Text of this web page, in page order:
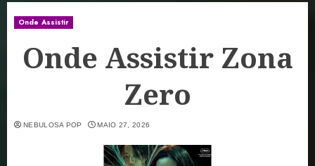
Onde Assistir
Onde Assistir Zona
Zero
NEBULOSA POP MAIO 27, 2026